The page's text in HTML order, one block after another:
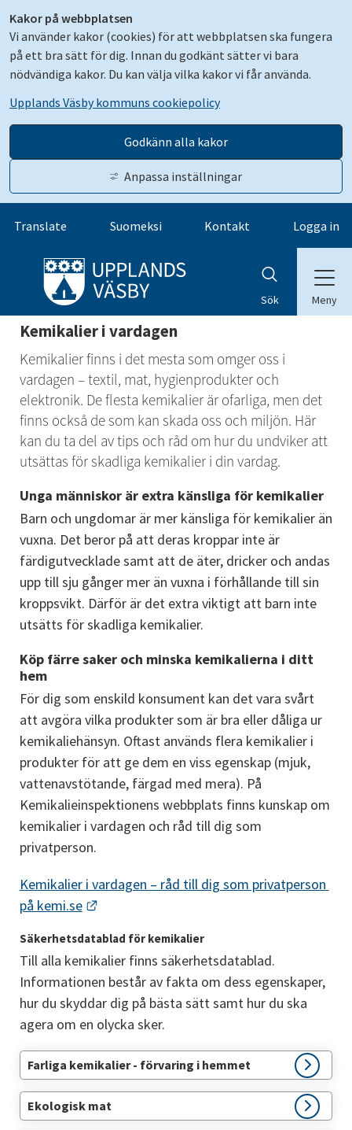
Kakor på webbplatsen
Vi använder kakor (cookies) för att webbplatsen ska fungera
på ett bra sätt för dig. Innan du godkänt sätter vi bara
nödvändiga kakor. Du kan välja vilka kakor vi får använda.
Upplands Väsby kommuns cookiepolicy
Godkänn alla kakor
Anpassa inställningar
Gå till innehåll
Translate Suomeksi Kontakt Logga in
Sök Meny
Kemikalier i vardagen
Kemikalier finns i det mesta som omger oss i
vardagen – textil, mat, hygienprodukter och
elektronik. De flesta kemikalier är ofarliga, men det
finns också de som kan skada oss och miljön. Här
kan du ta del av tips och råd om hur du undviker att
utsättas för skadliga kemikalier i din vardag.
Unga människor är extra känsliga för kemikalier
Barn och ungdomar är mer känsliga för kemikalier än
vuxna. Det beror på att deras kroppar inte är
färdigutvecklade samt att de äter, dricker och andas
upp till sju gånger mer än vuxna i förhållande till sin
kroppsvikt. Därför är det extra viktigt att barn inte
utsätts för skadliga kemikalier.
Köp färre saker och minska kemikalierna i ditt
hem
För dig som enskild konsument kan det vara svårt
att avgöra vilka produkter som är bra eller dåliga ur
kemikaliehänsyn. Oftast används flera kemikalier i
produkter för att ge dem en viss egenskap (mjuk,
vattenavstötande, färgad med mera). På
Kemikalieinspektionens webbplats finns kunskap om
kemikalier i vardagen och råd till dig som
privatperson.
Kemikalier i vardagen – råd till dig som privatperson
på kemi.se
Länk till annan webbplats.
Säkerhetsdatablad för kemikalier
Till alla kemikalier finns säkerhetsdatablad.
Informationen består av fakta om dess egenskaper,
hur du skyddar dig på bästa sätt samt hur du ska
agera om en olycka sker.
Farliga kemikalier - förvaring i hemmet
Ekologisk mat